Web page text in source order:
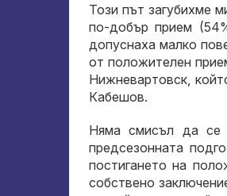
Този път загубихме
по-добър прием
допуснаха малко
от положителен
Нижневартовск,
Кабешов.
Няма смисъл да се
предсезонната
постигането на
собствено